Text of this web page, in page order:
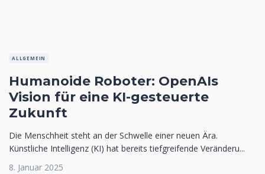
ALLGEMEIN
Humanoide Roboter: OpenAIs
Vision für eine KI-gesteuerte
Zukunft
Die Menschheit steht an der Schwelle einer neuen Ära.
Künstliche Intelligenz (KI) hat bereits tiefgreifende Veränderu...
8. Januar 2025